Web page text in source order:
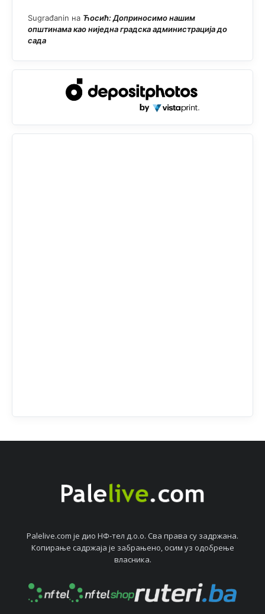
Sugrađanin на Ћосић: Доприносимо нашим
општинама као ниједна градска администрација до
сада
Palelive.com јe дио НФ-тeл д.о.о. Сва права су задржана.
Копирањe садржаја јe забрањeно, осим уз одобрeњe
власника.